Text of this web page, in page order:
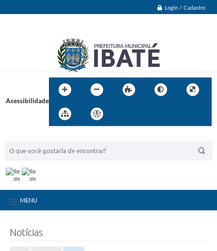
Login / Cadastro
Acessibilidade
MENU
Notícias